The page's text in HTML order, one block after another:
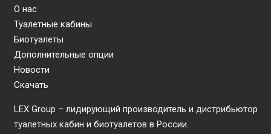
О нас
Туалетные кабины
Биотуалеты
Дополнительные опции
Новости
Скачать
LEX Group – лидирующий производитель и дистрибьютор
туалетных кабин и биотуалетов в России.